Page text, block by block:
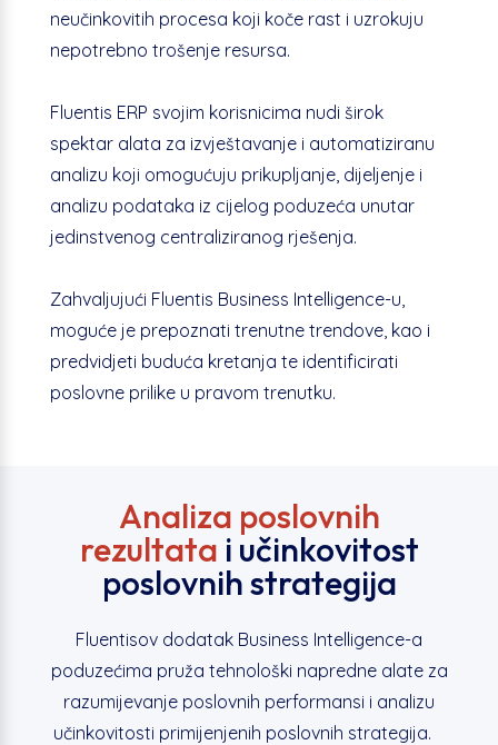
neučinkovitih procesa koji koče rast i uzrokuju
nepotrebno trošenje resursa.
Fluentis ERP svojim korisnicima nudi širok
spektar alata za izvještavanje i automatiziranu
analizu koji omogućuju prikupljanje, dijeljenje i
analizu podataka iz cijelog poduzeća unutar
jedinstvenog centraliziranog rješenja.
Zahvaljujući Fluentis Business Intelligence-u,
moguće je prepoznati trenutne trendove, kao i
predvidjeti buduća kretanja te identificirati
poslovne prilike u pravom trenutku.
Analiza poslovnih
rezultata i učinkovitost
poslovnih strategija
Fluentisov dodatak Business Intelligence-a
poduzećima pruža tehnološki napredne alate za
razumijevanje poslovnih performansi i analizu
učinkovitosti primijenjenih poslovnih strategija.